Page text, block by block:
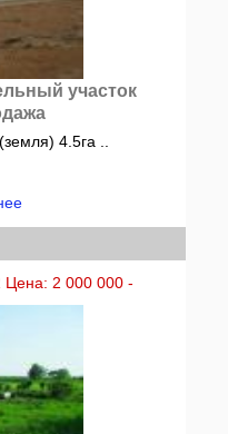
участок
4.5га ..
2 000 000 -